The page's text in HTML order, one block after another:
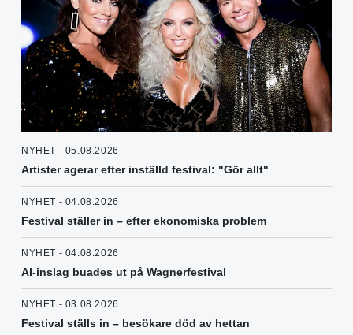
NYHET - 05.08.2026
Artister agerar efter inställd festival: "Gör allt"
NYHET - 04.08.2026
Festival ställer in – efter ekonomiska problem
NYHET - 04.08.2026
AI-inslag buades ut på Wagnerfestival
NYHET - 03.08.2026
Festival ställs in – besökare död av hettan